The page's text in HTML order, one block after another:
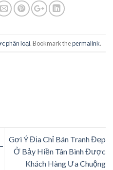
phân loại. Bookmark thepermalink.
Gợi Ý Địa Chỉ Bán Tranh Đẹp
Ở Bảy Hiền Tân Bình Được
Khách Hàng Ưa Chuộng